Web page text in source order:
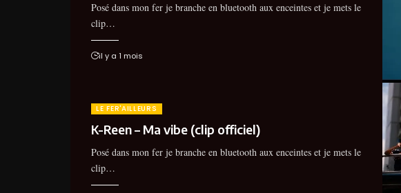
Posé dans mon fer je branche en bluetooth aux enceintes et je mets le
clip…
il y a 1 mois
LE FER'AILLEURS
K-Reen – Ma vibe (clip officiel)
Posé dans mon fer je branche en bluetooth aux enceintes et je mets le
clip…